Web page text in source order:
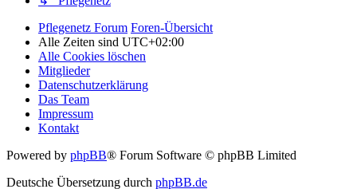
Pflegenetz Forum Foren-Übersicht
Alle Zeiten sind UTC+02:00
Alle Cookies löschen
Mitglieder
Datenschutzerklärung
Das Team
Impressum
Kontakt
Powered by phpBB® Forum Software © phpBB Limited
Deutsche Übersetzung durch phpBB.de